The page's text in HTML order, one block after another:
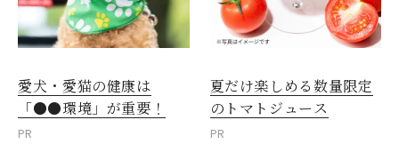
愛犬・愛猫の健康は
「●●環境」が重要！
PR
夏だけ楽しめる数量限定
のトマトジュース
PR